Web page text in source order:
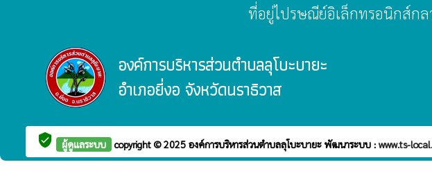
ที่อยู่ไปรษณีย์อิเล็กทรอนิกส์กล
องค์การบริหารส่วนตำบลลุโบะบายะ
อำเภอยี่งอ จังหวัดนราธิวาส
verified_user
ผู้ดูแลระบบ copyright © 2025 องค์การบริหารส่วนตำบลลุโบะบายะ พัฒนาระบบ : www.ts-